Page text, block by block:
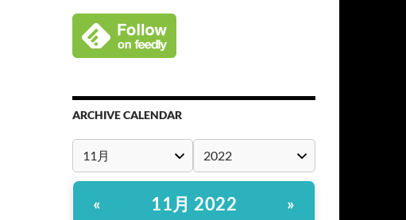
ARCHIVE CALENDAR
« 11月 2022 »